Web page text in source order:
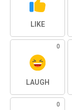
LIKE
0
LAUGH
0